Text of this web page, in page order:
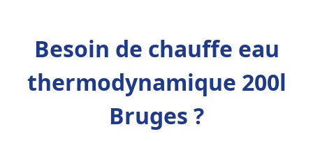
Besoin de chauffe eau
thermodynamique 200l
Bruges ?